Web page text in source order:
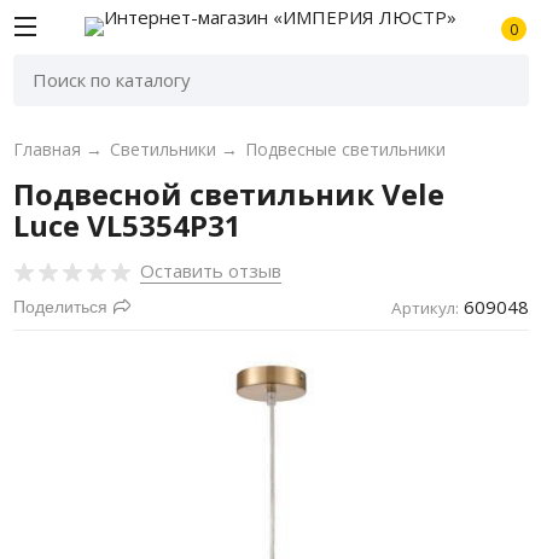
0
Главная → Светильники → Подвесные светильники
Подвесной светильник Vele
Luce VL5354P31
Оставить отзыв
Поделиться Артикул: 609048